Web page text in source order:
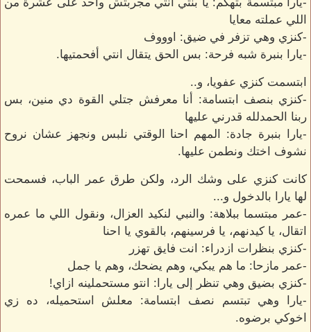
اللي عملته معايا
-كنزي وهي تزفر في ضيق: اوووف
-يارا بنبرة شبه فرحة: بس الحق يتقال انتي أفحمتيها.
ابتسمت كنزي عفويا، و..
-كنزي بنصف ابتسامة: أنا معرفش جتلي القوة دي منين، بس
ربنا الحمدلله قدرني عليها
-يارا بنبرة جادة: المهم احنا الوقتي نلبس ونجهز عشان نروح
نشوف اختك ونطمن عليها.
كانت كنزي على وشك الرد، ولكن طرق عمر الباب، فسمحت
لها يارا بالدخول و...
-عمر مبتسما ببلاهة: والنبي لنكيد العزال، ونقول اللي ما عمره
اتقال، يا كيدنهم، يا فرسينهم، بالقوي يا احنا
-كنزي بنظرات ازدراء: انت فايق تهزر
-عمر مازحا: ما هم يبكي، وهم يضحك، وهم يا جمل
-كنزي بضيق وهي تنظر إلى يارا: انتو مستحملينه ازاي!
-يارا وهي تبتسم نصف ابتسامة: معلش استحميله، ده زي
اخوكي برضوه.